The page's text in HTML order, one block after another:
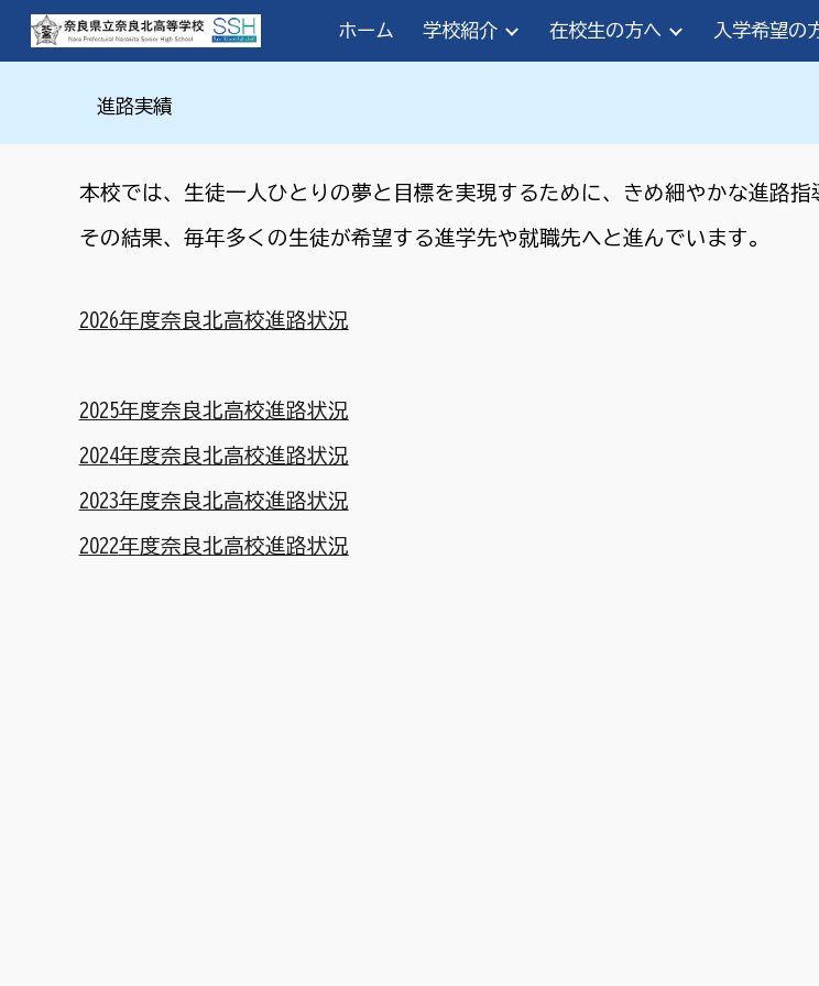
Skip to main content
ホーム 学校紹介 在校生の方へ 入学希望の
進路実績
本校では、生徒一人ひとりの夢と目標を実現するために、きめ細やかな進路指
その結果、毎年多くの生徒が希望する進学先や就職先へと進んでいます。
2026年度奈良北高校進路状況
2025年度奈良北高校進路状況
2024年度奈良北高校進路状況
2023年度奈良北高校進路状況
2022年度奈良北高校進路状況